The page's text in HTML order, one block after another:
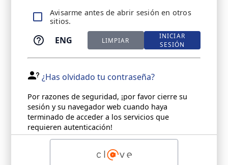
Avisarme antes de abrir sesión en otros
sitios.
ENG LIMPIAR
INICIAR
SESIÓN
¿Has olvidado tu contraseña?
Por razones de seguridad, ¡por favor cierre su
sesión y su navegador web cuando haya
terminado de acceder a los servicios que
requieren autenticación!